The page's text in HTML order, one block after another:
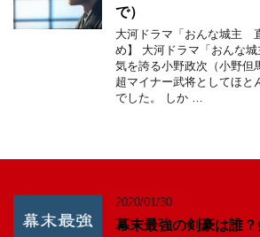
で）
大河ドラマ「おんな城主
め】 大河ドラマ「おんな
気を誇る小野政次（小野但
超マイナー武将としてほと
でした。 しか …
2020/01/30
幕末最強の剣豪は誰